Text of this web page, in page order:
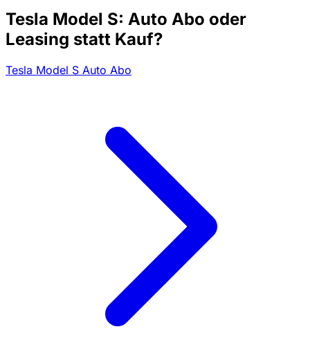
Tesla Model S: Auto Abo oder
Leasing statt Kauf?
Tesla Model S Auto Abo